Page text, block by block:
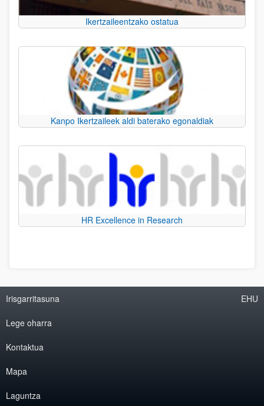
Ikertzaileentzako ostatua
Kanpo Ikertzaileek aldi baterako egonaldiak
HR Excellence in Research
Irisgarritasuna
Lege oharra
Kontaktua
Mapa
Laguntza
EHU